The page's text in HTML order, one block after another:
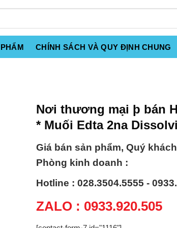
CHÍNH SÁCH VÀ QUY ĐỊNH CHUNG
Nơi thương mại þ bán
* Muối Edta 2na
Giá bán sản phẩm, Quý
Phòng kinh doanh :
Hotline : 028.3504.5555 -
ZALO : 0933.920.505